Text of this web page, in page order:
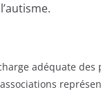
adéquate